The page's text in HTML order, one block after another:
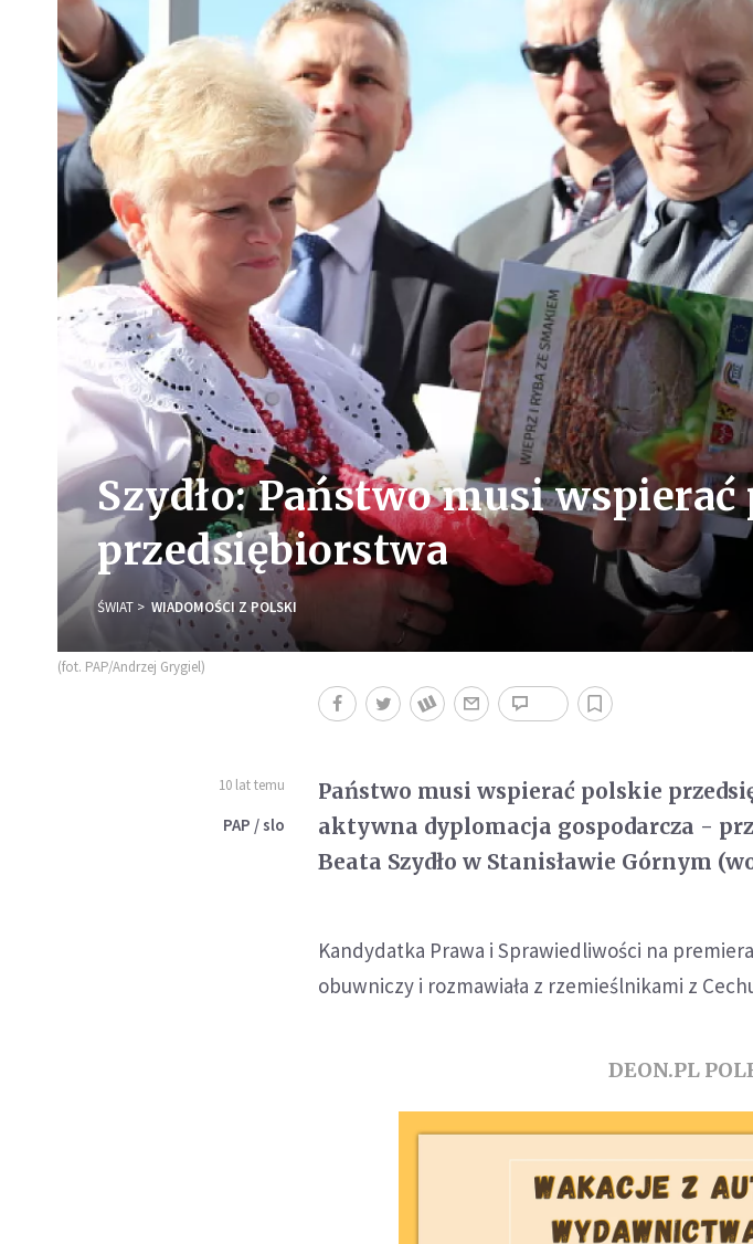
Szydło: Państwo musi
przedsiębiorstwa
ŚWIAT WIADOMOŚCI Z POLSKI
(fot. PAP/Andrzej Grygiel)
10 lat temu
PAP / slo
Państwo musi wspierać polskie
aktywna dyplomacja gospodarcza -
Beata Szydło w Stanisławie Górnym
Kandydatka Prawa i Sprawiedliwości na
obuwniczy i rozmawiała z rzemieślnikami z
DEON.PL